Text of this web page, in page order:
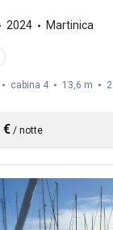
2024 Martinica
cabina 4 13,6 m 2
€ / notte